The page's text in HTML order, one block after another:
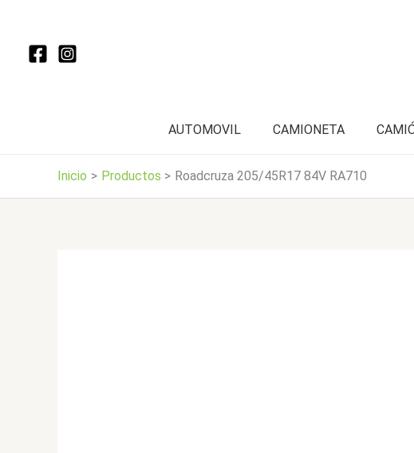
contenido
AUTOMOVIL CAMIONETA
Inicio Productos Roadcruza 205/45R17 84V RA710